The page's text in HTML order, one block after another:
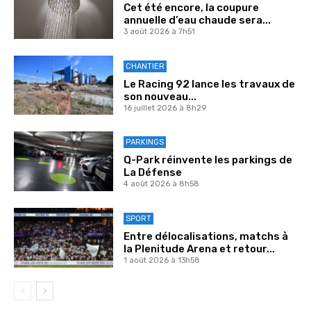
Cet été encore, la coupure
annuelle d’eau chaude sera...
3 août 2026 à 7h51
CHANTIER
Le Racing 92 lance les travaux de
son nouveau...
16 juillet 2026 à 8h29
PARKINGS
Q-Park réinvente les parkings de
La Défense
4 août 2026 à 8h58
SPORT
Entre délocalisations, matchs à
la Plenitude Arena et retour...
1 août 2026 à 13h58